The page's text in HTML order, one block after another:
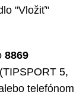
"Vložiť"
8869
5,
telefónom